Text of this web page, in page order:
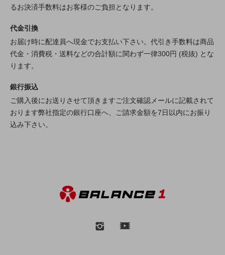
るお決済手数料はお客様のご負担となります。
代金引換
お届け時に配達員へ現金でお支払い下さい。代引き手数料は商品
代金・消費税・送料などの合計額に関わず一律300円 (税抜) とな
ります。
銀行振込
ご購入後にお送りさせて頂きますご注文確認メールに記載されて
おります弊社指定の銀行口座へ、ご請求金額を7日以内にお振り
込み下さい。